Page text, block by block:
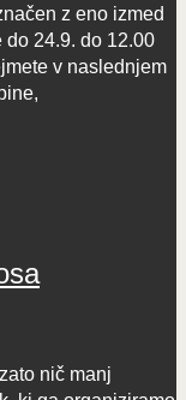
z eno izmed
do 24.9. do 12.00
v naslednjem
nič manj